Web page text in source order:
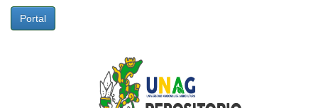
Portal